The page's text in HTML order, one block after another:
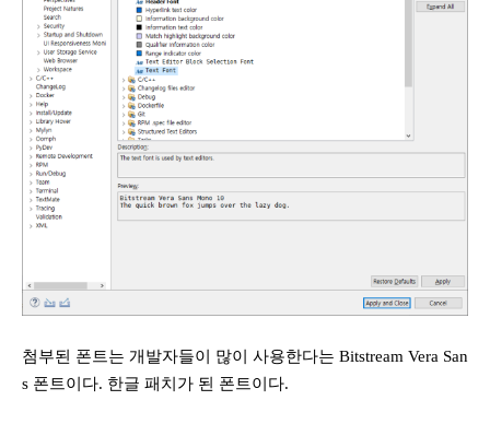
첨부된 폰트는 개발자들이 많이 사용한다는 Bitstream Vera San
s 폰트이다. 한글 패치가 된 폰트이다.